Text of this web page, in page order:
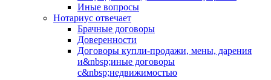
Иные вопросы
Нотариус отвечает
Брачные договоры
Доверенности
Договоры купли-продажи, мены, дарения
и&nbsp;иные договоры
с&nbsp;недвижимостью